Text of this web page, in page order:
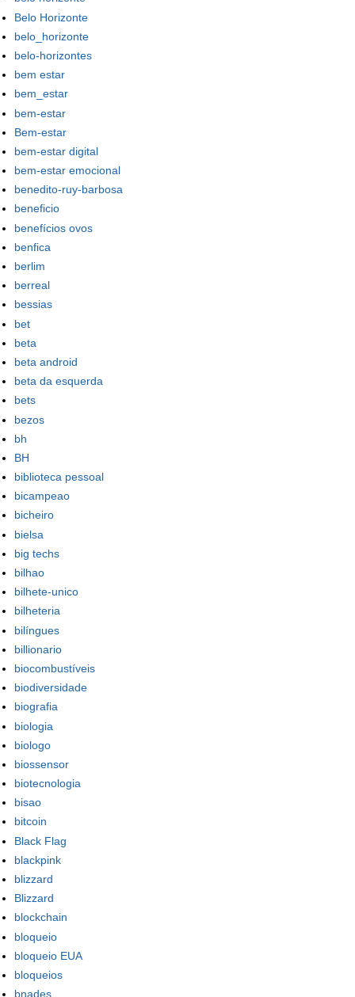
Belo Horizonte
belo_horizonte
belo-horizontes
bem estar
bem_estar
bem-estar
Bem-estar
bem-estar digital
bem-estar emocional
benedito-ruy-barbosa
beneficio
benefícios ovos
benfica
berlim
berreal
bessias
bet
beta
beta android
beta da esquerda
bets
bezos
bh
BH
biblioteca pessoal
bicampeao
bicheiro
bielsa
big techs
bilhao
bilhete-unico
bilheteria
bilíngues
billionario
biocombustíveis
biodiversidade
biografia
biologia
biologo
biossensor
biotecnologia
bisao
bitcoin
Black Flag
blackpink
blizzard
Blizzard
blockchain
bloqueio
bloqueio EUA
bloqueios
bnades